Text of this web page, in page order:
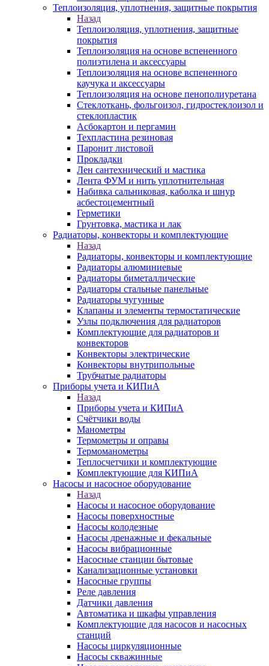
Теплоизоляция, уплотнения, защитные покрытия
Назад
Теплоизоляция, уплотнения, защитные
покрытия
Теплоизоляция на основе вспененного
полиэтилена и аксессуары
Теплоизоляция на основе вспененного
каучука и аксессуары
Теплоизоляция на основе пенополиуретана
Стеклоткань, фольгоизол, гидростеклоизол и
стеклопластик
Асбокартон и пергамин
Техпластина резиновая
Паронит листовой
Прокладки
Лен сантехнический и мастика
Лента ФУМ и нить уплотнительная
Набивка сальниковая, каболка и шнур
асбестоцементный
Герметики
Грунтовка, мастика и лак
Радиаторы, конвекторы и комплектующие
Назад
Радиаторы, конвекторы и комплектующие
Радиаторы алюминиевые
Радиаторы биметаллические
Радиаторы стальные панельные
Радиаторы чугунные
Клапаны и элементы термостатические
Узлы подключения для радиаторов
Комплектующие для радиаторов и
конвекторов
Конвекторы электрические
Конвекторы внутрипольные
Трубчатые радиаторы
Приборы учета и КИПиА
Назад
Приборы учета и КИПиА
Счётчики воды
Манометры
Термометры и оправы
Термоманометры
Теплосчетчики и комплектующие
Комплектующие для КИПиА
Насосы и насосное оборудование
Назад
Насосы и насосное оборудование
Насосы поверхностные
Насосы колодезные
Насосы дренажные и фекальные
Насосы вибрационные
Насосные станции бытовые
Канализационные установки
Насосные группы
Реле давления
Датчики давления
Автоматика и шкафы управления
Комплектующие для насосов и насосных
станций
Насосы циркуляционные
Насосы скважинные